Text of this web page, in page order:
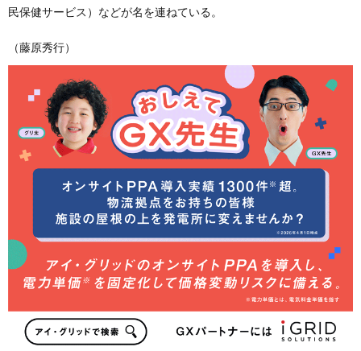
民保健サービス）などが名を連ねている。
（藤原秀行）